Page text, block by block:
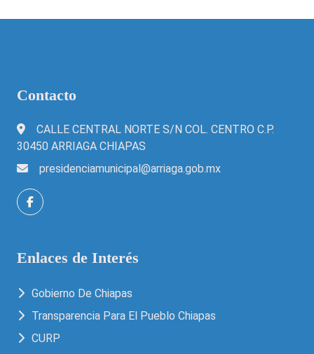
Contacto
CALLE CENTRAL NORTE S/N COL. CENTRO C.P.
30450 ARRIAGA CHIAPAS
presidenciamunicipal@arriaga.gob.mx
Enlaces de Interés
Gobierno De Chiapas
Transparencia Para El Pueblo Chiapas
CURP